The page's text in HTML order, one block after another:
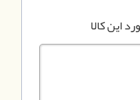
این کالا